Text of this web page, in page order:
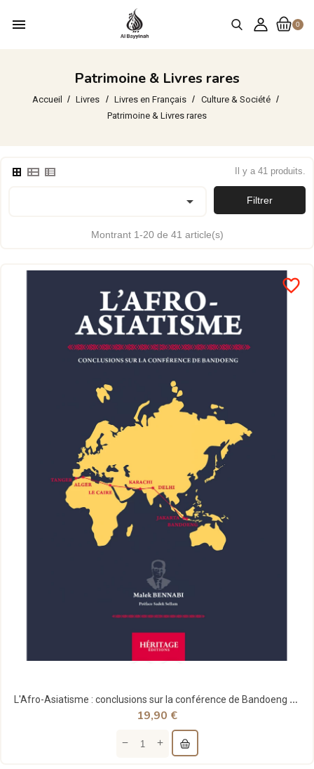
0
menu
Patrimoine & Livres rares
Accueil Livres Livres en Français
Culture & Société
Patrimoine & Livres rares
Il y a 41 produits.
 Filtrer
Montrant 1-20 de 41 article(s)
favorite_border
L'Afro-Asiatisme : conclusions sur la conférence de Bandoeng - Malek Bennabi - Héritage
19,90 €